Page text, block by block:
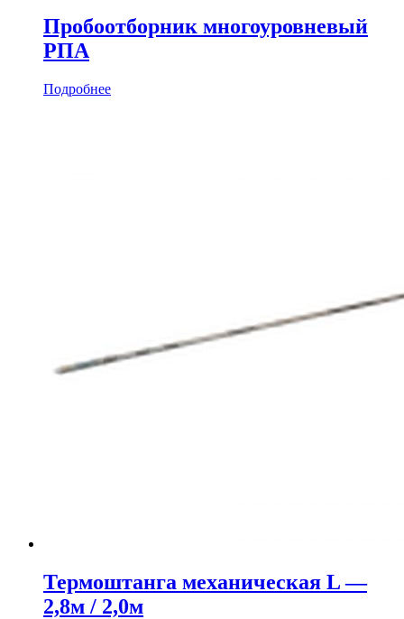
Пробоотборник многоуровневый
РПА
Подробнее
Термоштанга механическая L —
2,8м / 2,0м